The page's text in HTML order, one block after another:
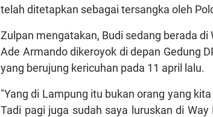
telah ditetapkan sebagai tersangka oleh
Zulpan mengatakan, Budi sedang berada di
Ade Armando dikeroyok di depan Gedung
yang berujung kericuhan pada 11 april lalu.
"Yang di Lampung itu bukan orang yang
Tadi pagi juga sudah saya luruskan di